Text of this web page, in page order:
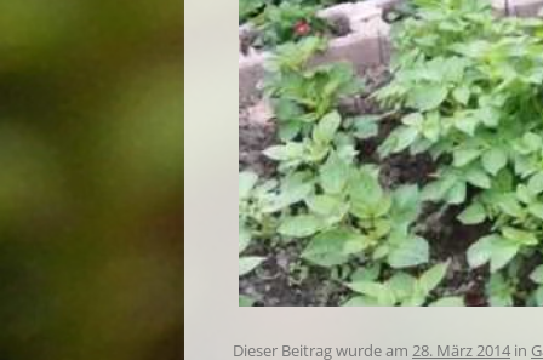
Dieser Beitrag wurde am 28. März 2014 in